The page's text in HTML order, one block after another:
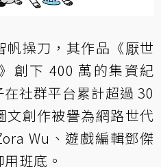
帆操刀，其作品《厭世
創下 400 萬的集資紀
社群平台累計超過 30
文創作被譽為網路世代
Wu、遊戲編輯鄧傑
班底。